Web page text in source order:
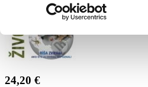
24,20 €